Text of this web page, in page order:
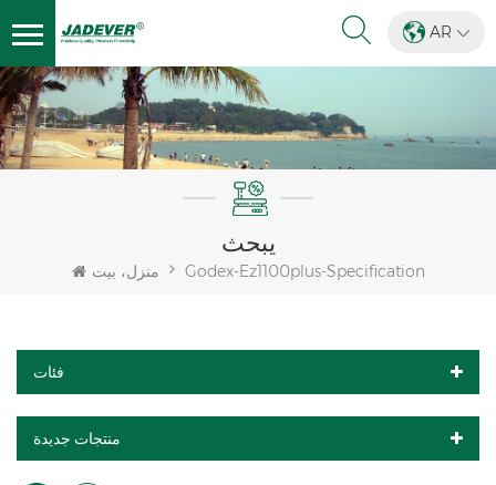
AR
يبحث
منزل، بيت Godex-Ez1100plus-Specification
فئات
منتجات جديدة